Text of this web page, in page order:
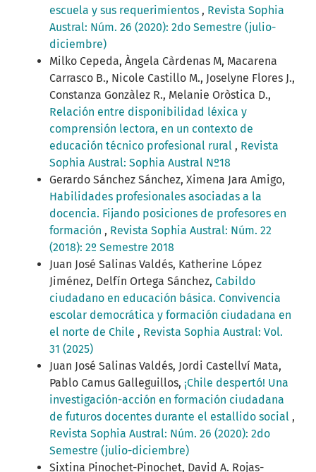
escuela y sus requerimientos , Revista Sophia
Austral: Núm. 26 (2020): 2do Semestre (julio-
diciembre)
Milko Cepeda, Àngela Càrdenas M, Macarena
Carrasco B., Nicole Castillo M., Joselyne Flores J.,
Constanza Gonzàlez R., Melanie Oròstica D.,
Relación entre disponibilidad léxica y
comprensión lectora, en un contexto de
educación técnico profesional rural , Revista
Sophia Austral: Sophia Austral Nº18
Gerardo Sánchez Sánchez, Ximena Jara Amigo,
Habilidades profesionales asociadas a la
docencia. Fijando posiciones de profesores en
formación , Revista Sophia Austral: Núm. 22
(2018): 2º Semestre 2018
Juan José Salinas Valdés, Katherine López
Jiménez, Delfín Ortega Sánchez, Cabildo
ciudadano en educación básica. Convivencia
escolar democrática y formación ciudadana en
el norte de Chile , Revista Sophia Austral: Vol.
31 (2025)
Juan José Salinas Valdés, Jordi Castellví Mata,
Pablo Camus Galleguillos, ¡Chile despertó! Una
investigación-acción en formación ciudadana
de futuros docentes durante el estallido social ,
Revista Sophia Austral: Núm. 26 (2020): 2do
Semestre (julio-diciembre)
Sixtina Pinochet-Pinochet, David A. Rojas-